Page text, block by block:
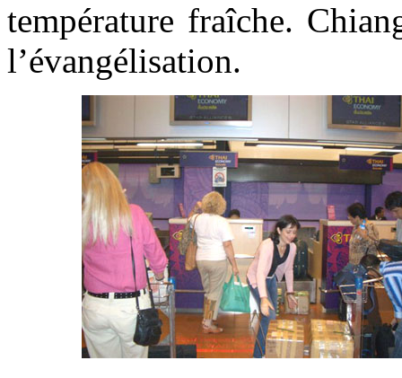
température fraîche.
l’évangélisation.